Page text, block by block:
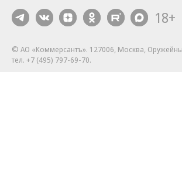
18+
© АО «Коммерсантъ». 127006, Москва,
тел. +7 (495) 797-69-70.